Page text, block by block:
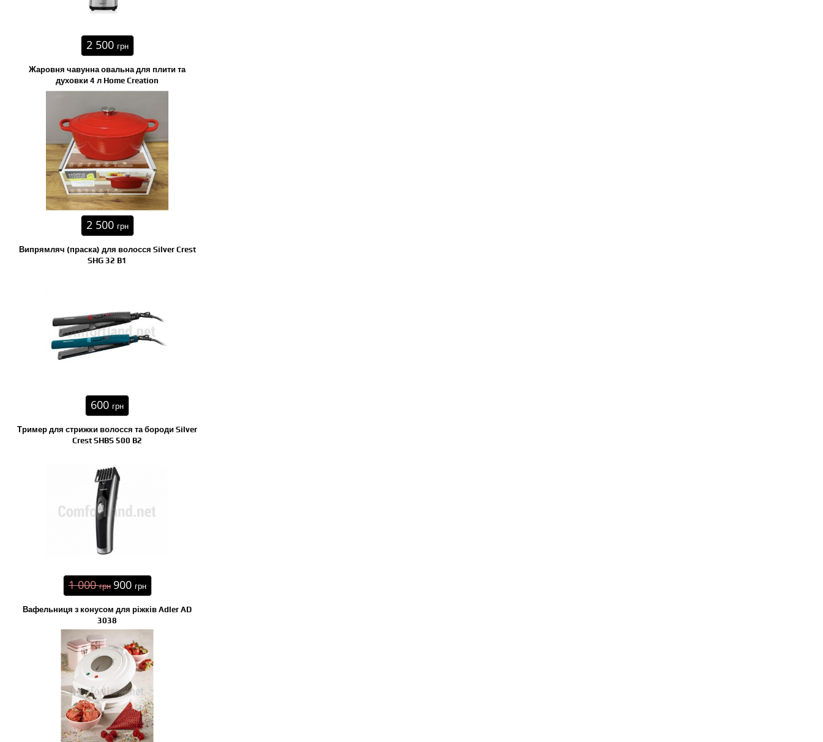
2 500 грн
Жаровня чавунна овальна для плити та
духовки 4 л Home Creation
2 500 грн
Випрямляч (праска) для волосся Silver Crest
SHG 32 B1
600 грн
Тример для стрижки волосся та бороди Silver
Crest SHBS 500 B2
1 000грн 900 грн
Вафельниця з конусом для ріжків Adler AD
3038